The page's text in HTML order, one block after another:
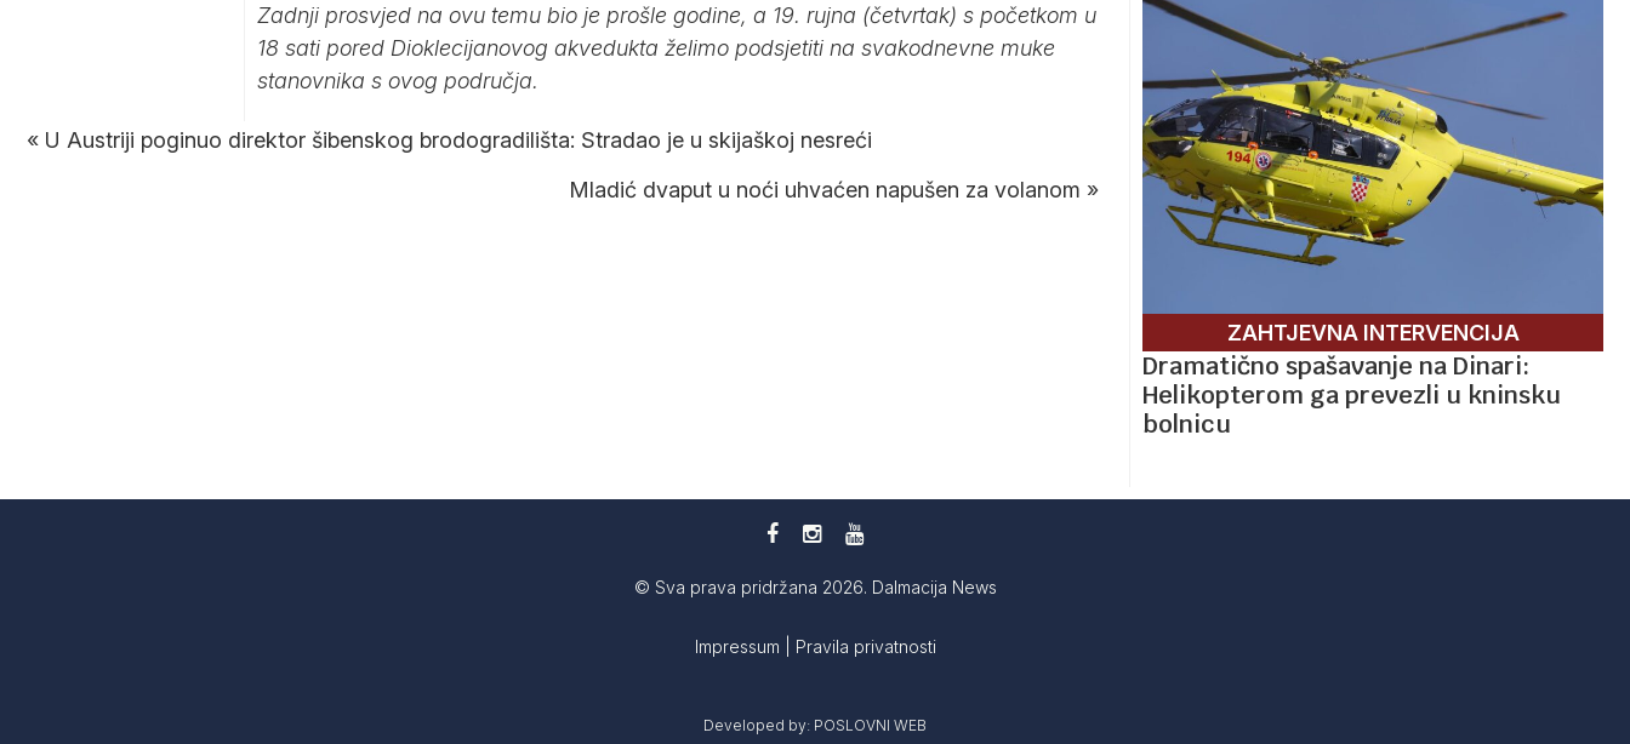
Zadnji prosvjed na ovu temu bio je prošle godine, a 19. rujna (četvrtak) s početkom u
18 sati pored Dioklecijanovog akvedukta želimo podsjetiti na svakodnevne muke
stanovnika s ovog područja.
« U Austriji poginuo direktor šibenskog brodogradilišta: Stradao je u skijaškoj nesreći
Mladić dvaput u noći uhvaćen napušen za volanom »
ZAHTJEVNA INTERVENCIJA
Dramatično spašavanje na Dinari:
Helikopterom ga prevezli u kninsku
bolnicu
© Sva prava pridržana 2026. Dalmacija News
Impressum Pravila privatnosti
Developed by: POSLOVNI WEB